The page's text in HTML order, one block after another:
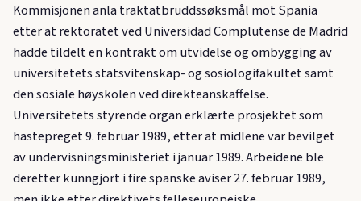
Kommisjonen anla traktatbruddssøksmål mot Spania
etter at rektoratet ved Universidad Complutense de Madrid
hadde tildelt en kontrakt om utvidelse og ombygging av
universitetets statsvitenskap- og sosiologifakultet samt
den sosiale høyskolen ved direkteanskaffelse.
Universitetets styrende organ erklærte prosjektet som
hastepreget 9. februar 1989, etter at midlene var bevilget
av undervisningsministeriet i januar 1989. Arbeidene ble
deretter kunngjort i fire spanske aviser 27. februar 1989,